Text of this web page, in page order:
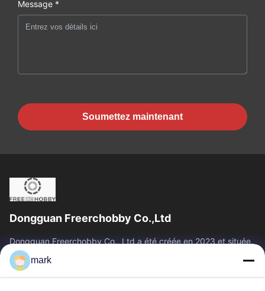
Message *
Soumettez maintenant
Dongguan Freerchobby Co.,Ltd
Dongguan Freerchobby Co., Ltd a été créée en 2023 et située
à Dongguan, connue comme l'usine mondiale. À l'heure
actuelle, l'usine moderne de...
Liens Rapides
mark